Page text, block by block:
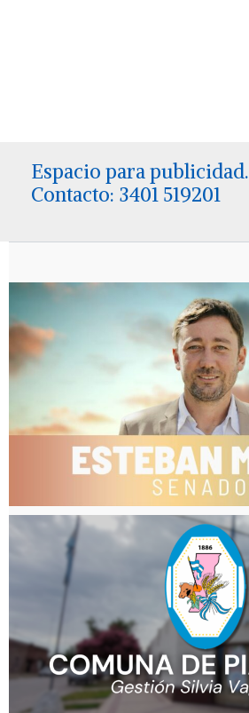
Espacio para publicidad.
Contacto: 3401 519201